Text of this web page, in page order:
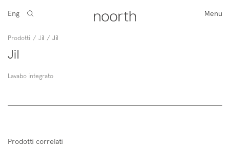
Menu
Eng
Prodotti / Jil / Jil
Jil
Lavabo integrato
Prodotti correlati